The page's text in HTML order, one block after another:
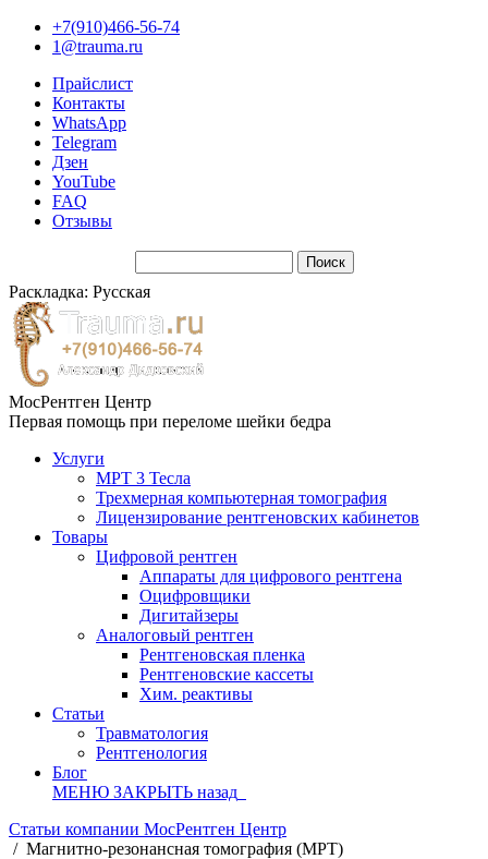
+7(910)466-56-74
1@trauma.ru
Прайслист
Контакты
WhatsApp
Telegram
Дзен
YouTube
FAQ
Отзывы
Раскладка: Русская
МосРентген Центр
Первая помощь при переломе шейки бедра
Услуги
МРТ 3 Тесла
Трехмерная компьютерная томография
Лицензирование рентгеновских кабинетов
Товары
Цифровой рентген
Аппараты для цифрового рентгена
Оцифровщики
Дигитайзеры
Аналоговый рентген
Рентгеновская пленка
Рентгеновские кассеты
Хим. реактивы
Статьи
Травматология
Рентгенология
Блог
МЕНЮ ЗАКРЫТЬ назад
Статьи компании МосРентген Центр
/ Магнитно-резонансная томография (МРТ)